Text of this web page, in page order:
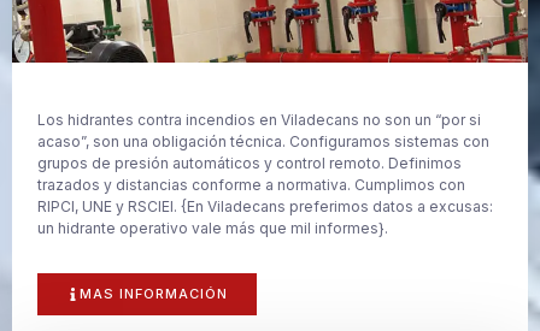
Los hidrantes contra incendios en Viladecans no son un “por si
acaso”, son una obligación técnica. Configuramos sistemas con
grupos de presión automáticos y control remoto. Definimos
trazados y distancias conforme a normativa. Cumplimos con
RIPCI, UNE y RSCIEI. {En Viladecans preferimos datos a excusas:
un hidrante operativo vale más que mil informes}.
MAS INFORMACIÓN